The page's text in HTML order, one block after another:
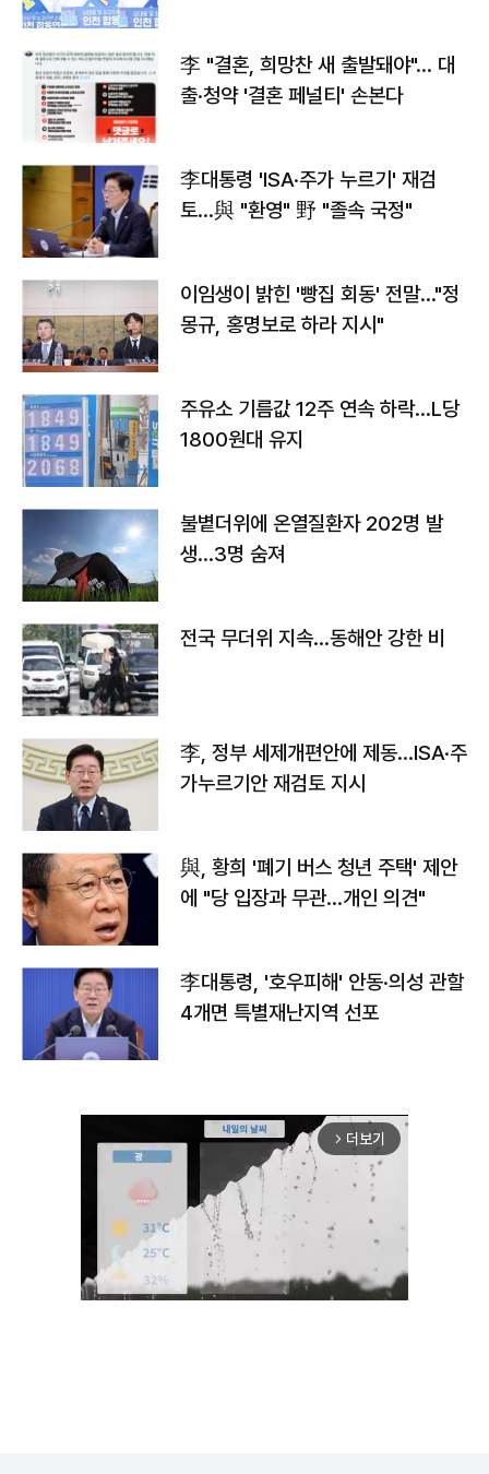
李 "결혼, 희망찬 새 출발돼야"… 대
출·청약 '결혼 페널티' 손본다
李대통령 'ISA·주가 누르기' 재검
토…與 "환영" 野 "졸속 국정"
이임생이 밝힌 '빵집 회동' 전말…"정
몽규, 홍명보로 하라 지시"
주유소 기름값 12주 연속 하락…L당
1800원대 유지
불볕더위에 온열질환자 202명 발
생…3명 숨져
전국 무더위 지속…동해안 강한 비
李, 정부 세제개편안에 제동…ISA·주
가누르기안 재검토 지시
與, 황희 '폐기 버스 청년 주택' 제안
에 "당 입장과 무관…개인 의견"
李대통령, '호우피해' 안동·의성 관할
4개면 특별재난지역 선포
arrow_forward_ios 더보기